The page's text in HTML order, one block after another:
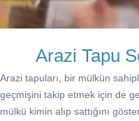
Arazi Tapu
Arazi tapuları, bir mülkün
geçmişini takip etmek için de
mülkü kimin alıp sattığını